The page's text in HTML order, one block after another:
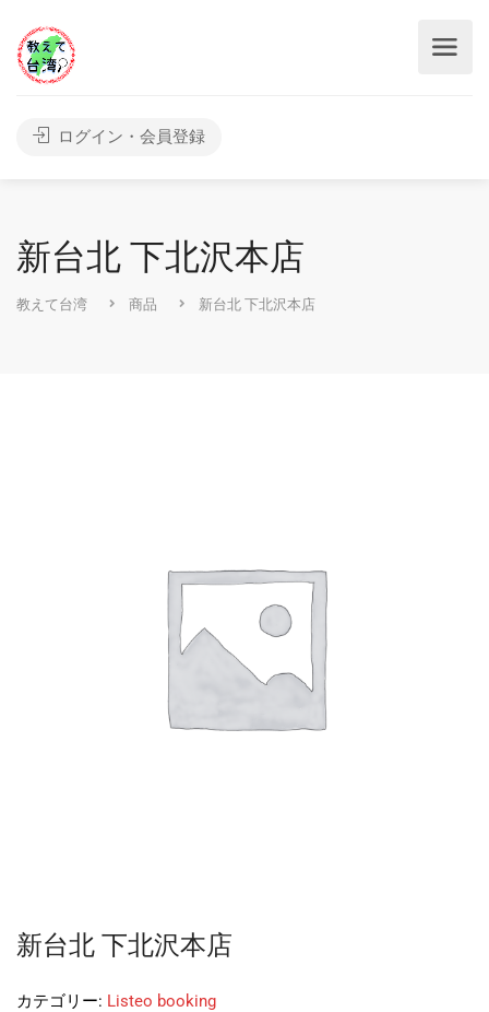
ログイン・会員登録
新台北 下北沢本店
教えて台湾 商品 新台北 下北沢本店
新台北 下北沢本店
カテゴリー: Listeo booking